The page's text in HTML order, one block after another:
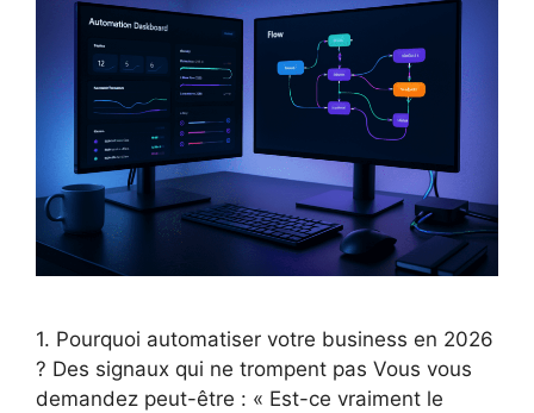
1. Pourquoi automatiser votre business en 2026
? Des signaux qui ne trompent pas Vous vous
demandez peut-être : « Est-ce vraiment le